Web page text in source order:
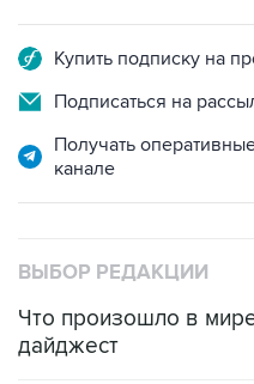
Купить подписку на
Подписаться на
Получать
канале
ВЫБОР РЕДАКЦИИ
Что произошло в
дайджест